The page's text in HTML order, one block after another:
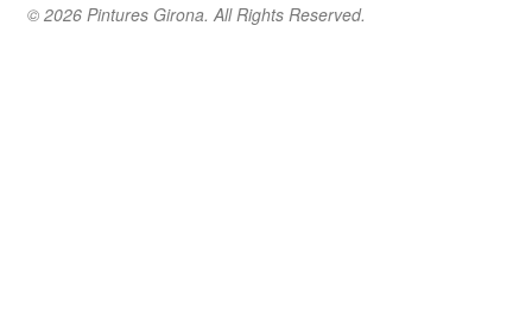
© 2026 Pintures Girona. All Rights Reserved.